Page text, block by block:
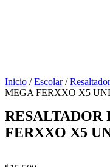
Inicio /Escolar/
MEGA FERXXO X5
RESALTADOR
FERXXO X5